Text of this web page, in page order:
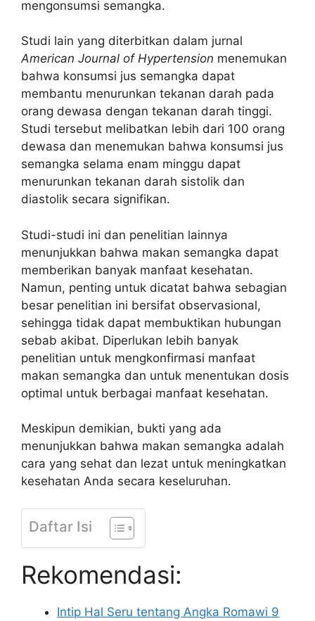
mengonsumsi semangka.
Studi lain yang diterbitkan dalam jurnal
American Journal of Hypertension menemukan
bahwa konsumsi jus semangka dapat
membantu menurunkan tekanan darah pada
orang dewasa dengan tekanan darah tinggi.
Studi tersebut melibatkan lebih dari 100 orang
dewasa dan menemukan bahwa konsumsi jus
semangka selama enam minggu dapat
menurunkan tekanan darah sistolik dan
diastolik secara signifikan.
Studi-studi ini dan penelitian lainnya
menunjukkan bahwa makan semangka dapat
memberikan banyak manfaat kesehatan.
Namun, penting untuk dicatat bahwa sebagian
besar penelitian ini bersifat observasional,
sehingga tidak dapat membuktikan hubungan
sebab akibat. Diperlukan lebih banyak
penelitian untuk mengkonfirmasi manfaat
makan semangka dan untuk menentukan dosis
optimal untuk berbagai manfaat kesehatan.
Meskipun demikian, bukti yang ada
menunjukkan bahwa makan semangka adalah
cara yang sehat dan lezat untuk meningkatkan
kesehatan Anda secara keseluruhan.
Daftar Isi
Rekomendasi:
Intip Hal Seru tentang Angka Romawi 9